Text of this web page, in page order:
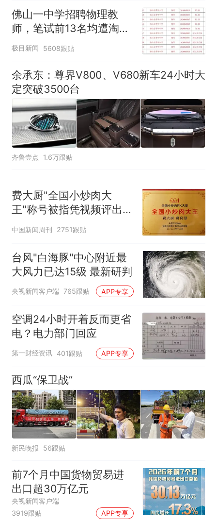
佛山一中学招聘物理教
师，笔试前13名均遭淘
汰？教育局：已叫停招
聘，成立调查组全面核查
极目新闻 5608跟贴
余承东：尊界V800、V680新车24小时大
定突破3500台
齐鲁壹点 1.6万跟贴
费大厨"全国小炒肉大
王"称号被指凭视频评出
官方回应
中国新闻周刊 2751跟贴
台风"白海豚"中心附近最
大风力已达15级 最新研判
央视新闻客户端 765跟贴 APP专享
空调24小时开着反而更省
电？电力部门回应
第一财经资讯 401跟贴 APP专享
西瓜“保卫战”
新民晚报 56跟贴
前7个月中国货物贸易进
出口超30万亿元
央视新闻客户端
3919跟贴
APP专享